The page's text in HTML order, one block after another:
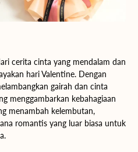
cerita cinta yang mendalam dan
hari Valentine. Dengan
gairah dan cinta
menggambarkan kebahagiaan
menambah kelembutan,
romantis yang luar biasa untuk